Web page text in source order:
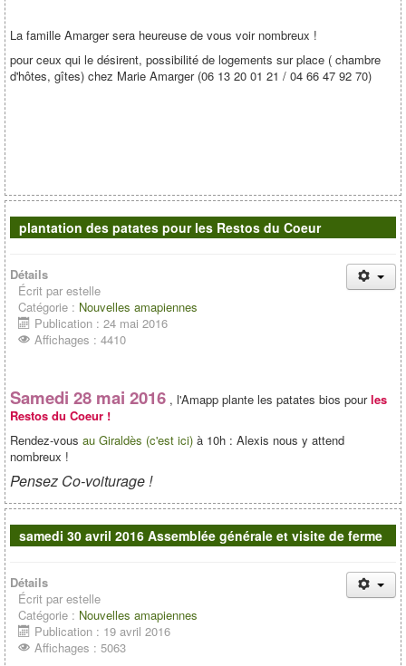
La famille Amarger sera heureuse de vous voir nombreux !
pour ceux qui le désirent, possibilité de logements sur place ( chambre
d'hôtes, gîtes) chez Marie Amarger (06 13 20 01 21 / 04 66 47 92 70)
plantation des patates pour les Restos du Coeur
Détails
Écrit par estelle
Catégorie : Nouvelles amapiennes
Publication : 24 mai 2016
Affichages : 4410
Samedi 28 mai 2016 , l'Amapp plante les patates bios pourles
Restos du Coeur !
Rendez-vous au Giraldès (c'est ici) à 10h : Alexis nous y attend
nombreux !
Pensez Co-voiturage !
samedi 30 avril 2016 Assemblée générale et visite de ferme
Détails
Écrit par estelle
Catégorie : Nouvelles amapiennes
Publication : 19 avril 2016
Affichages : 5063